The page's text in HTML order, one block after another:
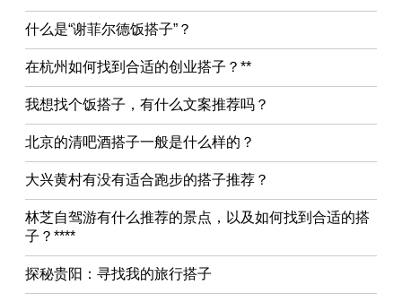
什么是“谢菲尔德饭搭子”？
在杭州如何找到合适的创业搭子？**
我想找个饭搭子，有什么文案推荐吗？
北京的清吧酒搭子一般是什么样的？
大兴黄村有没有适合跑步的搭子推荐？
林芝自驾游有什么推荐的景点，以及如何找到合适的搭
子？****
探秘贵阳：寻找我的旅行搭子